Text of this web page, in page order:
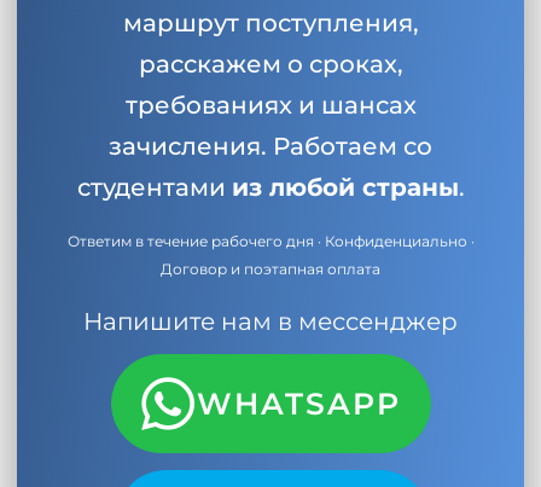
маршрут поступления,
расскажем о сроках,
требованиях и шансах
зачисления. Работаем со
студентами из любой страны.
Ответим в течение рабочего дня · Конфиденциально ·
Договор и поэтапная оплата
Напишите нам в мессенджер
WHATSAPP